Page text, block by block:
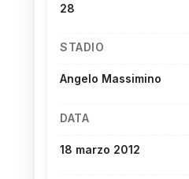
28
STADIO
Angelo Massimino
DATA
18 marzo 2012